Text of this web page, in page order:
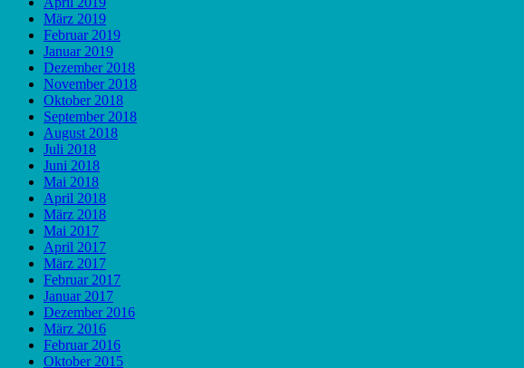
März 2019
Februar 2019
Januar 2019
Dezember 2018
November 2018
Oktober 2018
September 2018
August 2018
Juli 2018
Juni 2018
Mai 2018
April 2018
März 2018
Mai 2017
April 2017
März 2017
Februar 2017
Januar 2017
Dezember 2016
März 2016
Februar 2016
Oktober 2015